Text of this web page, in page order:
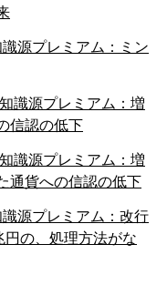
源プレミアム：ミン
識源プレミアム：増
信認の低下
識源プレミアム：増
通貨への信認の低下
源プレミアム：改行
の、処理方法がな